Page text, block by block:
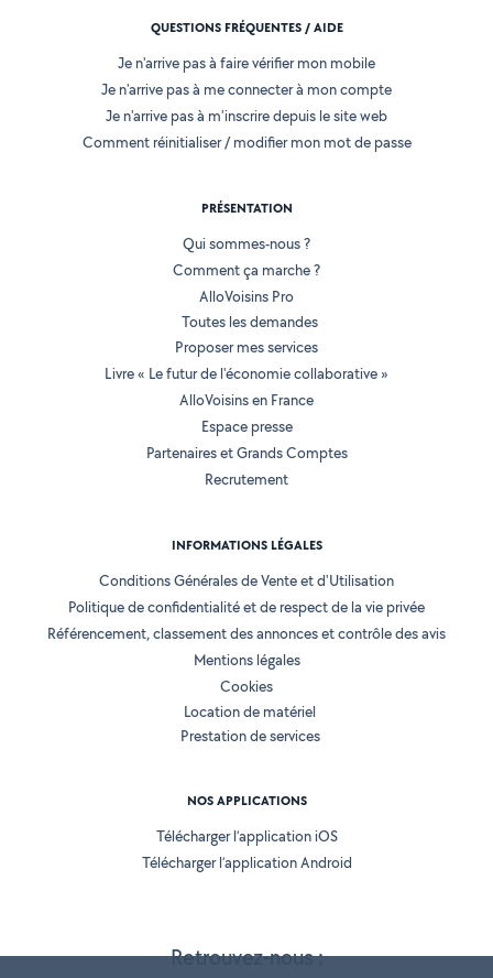
Retrouvez-nous :
QUESTIONS FRÉQUENTES / AIDE
Je n'arrive pas à faire vérifier mon mobile
Je n'arrive pas à me connecter à mon compte
Je n'arrive pas à m'inscrire depuis le site web
Comment réinitialiser / modifier mon mot de passe
PRÉSENTATION
Qui sommes-nous ?
Comment ça marche ?
AlloVoisins Pro
Toutes les demandes
Proposer mes services
Livre « Le futur de l'économie collaborative »
AlloVoisins en France
Espace presse
Partenaires et Grands Comptes
Recrutement
INFORMATIONS LÉGALES
Conditions Générales de Vente et d'Utilisation
Politique de confidentialité et de respect de la vie privée
Référencement, classement des annonces et contrôle des avis
Mentions légales
Cookies
Location de matériel
Prestation de services
NOS APPLICATIONS
Télécharger l’application iOS
Télécharger l’application Android